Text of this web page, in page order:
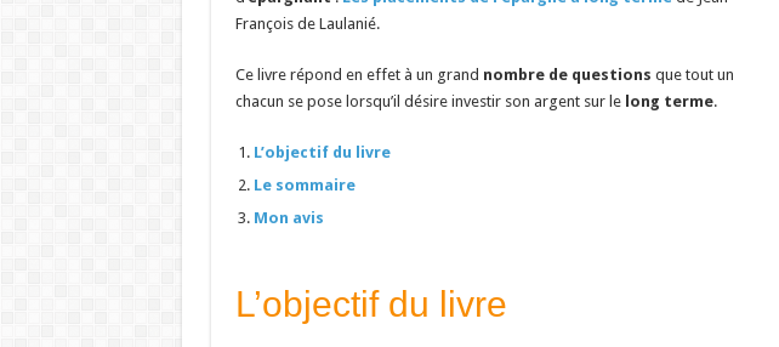
François de Laulanié.
Ce livre répond en effet à un grand nombre de questions que tout un
chacun se pose lorsqu’il désire investir son argent sur le long terme.
L’objectif du livre
Le sommaire
Mon avis
L’objectif du livre